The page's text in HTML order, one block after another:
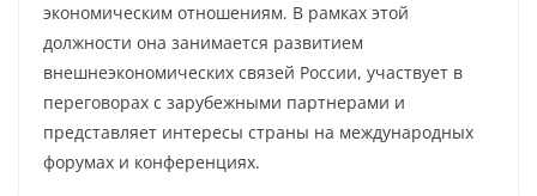
экономическим отношениям. В рамках этой
должности она занимается развитием
внешнеэкономических связей России, участвует в
переговорах с зарубежными партнерами и
представляет интересы страны на международных
форумах и конференциях.